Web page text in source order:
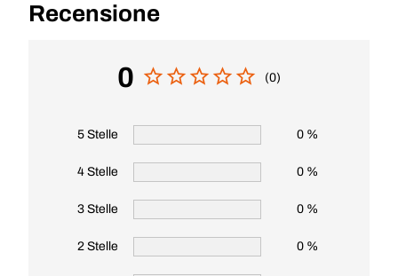
Recensione
0 (0)
5 Stelle 0 %
4 Stelle 0 %
3 Stelle 0 %
2 Stelle 0 %